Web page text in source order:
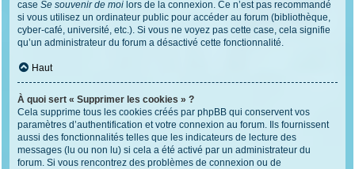
case Se souvenir de moi lors de la connexion. Ce n’est pas recommandé
si vous utilisez un ordinateur public pour accéder au forum (bibliothèque,
cyber-café, université, etc.). Si vous ne voyez pas cette case, cela signifie
qu’un administrateur du forum a désactivé cette fonctionnalité.
Haut
À quoi sert « Supprimer les cookies » ?
Cela supprime tous les cookies créés par phpBB qui conservent vos
paramètres d’authentification et votre connexion au forum. Ils fournissent
aussi des fonctionnalités telles que les indicateurs de lecture des
messages (lu ou non lu) si cela a été activé par un administrateur du
forum. Si vous rencontrez des problèmes de connexion ou de